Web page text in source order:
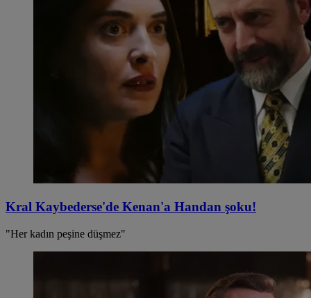
Kral Kaybederse'de Kenan'a Handan şoku!
"Her kadın peşine düşmez"